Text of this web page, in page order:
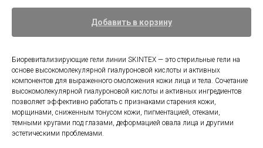
Добавить в корзину
Биоревитализирующие гели линии SKINTEX — это стерильные гели на
основе высокомолекулярной гиалуроновой кислоты и активных
компонентов для выраженного омоложения кожи лица и тела. Сочетание
высокомолекулярной гиалуроновой кислоты и активных ингредиентов
позволяет эффективно работать с признаками старения кожи,
морщинами, сниженным тонусом кожи, пигментацией, отеками,
темными кругами под глазами, деформацией овала лица и другими
эстетическими проблемами.